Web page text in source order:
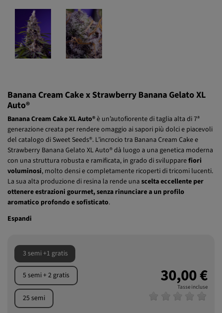
Banana Cream Cake x Strawberry Banana Gelato XL
Auto®
Banana Cream Cake XL Auto®è un’autofiorente di taglia alta di 7ª
generazione creata per rendere omaggio ai sapori più dolci e piacevoli
del catalogo di Sweet Seeds®. L’incrocio tra Banana Cream Cake e
Strawberry Banana Gelato XL Auto® dà luogo a una genetica moderna
con una struttura robusta e ramificata, in grado di svilupparefiori
voluminosi, molto densi e completamente ricoperti di tricomi lucenti.
La sua alta produzione di resina la rende unascelta eccellente per
ottenere estrazioni gourmet, senza rinunciare a un profilo
3 semi +1 gratis
5 semi + 2 gratis
25 semi
30,00 €
Tasse incluse